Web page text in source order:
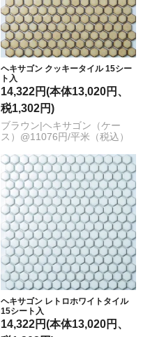
ヘキサゴン クッキータイル 15シー
ト入
14,322円(本体13,020円、
税1,302円)
ブラウン|ヘキサゴン（ケー
ス）@11076円/平米（税込）
ヘキサゴン レトロホワイトタイル
15シート入
14,322円(本体13,020円、